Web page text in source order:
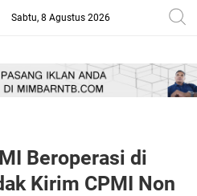
Sabtu, 8 Agustus 2026
Beroperasi di
Kirim CPMI Non